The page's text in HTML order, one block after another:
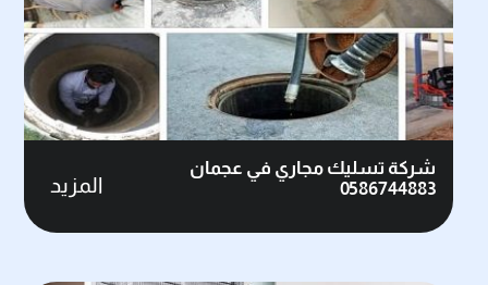
شركة تسليك مجاري في عجمان
0586744883
المزيد